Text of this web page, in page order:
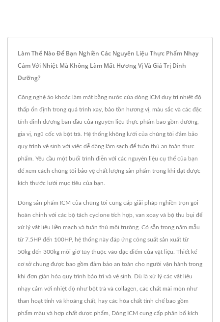
Làm Thế Nào Để Bạn Nghiền Các Nguyên Liệu Thực Phẩm Nhạy
Cảm Với Nhiệt Mà Không Làm Mất Hương Vị Và Giá Trị Dinh
Dưỡng?
Công nghệ áo khoác làm mát bằng nước của dòng ICM duy trì nhiệt độ
thấp ổn định trong quá trình xay, bảo tồn hương vị, màu sắc và các đặc
tính dinh dưỡng ban đầu của nguyên liệu thực phẩm bao gồm đường,
gia vị, ngũ cốc và bột trà. Hệ thống không lưới của chúng tôi đảm bảo
quy trình vệ sinh với việc dễ dàng làm sạch để tuân thủ an toàn thực
phẩm. Yêu cầu một buổi trình diễn với các nguyên liệu cụ thể của bạn
để xem cách chúng tôi bảo vệ chất lượng sản phẩm trong khi đạt được
kích thước lưới mục tiêu của bạn.
Dòng sản phẩm ICM của chúng tôi cung cấp giải pháp nghiền trọn gói
hoàn chỉnh với các bộ tách cyclone tích hợp, van xoay và bộ thu bụi để
xử lý vật liệu liền mạch và tuân thủ môi trường. Có sẵn trong năm mẫu
từ 7.5HP đến 100HP, hệ thống này đáp ứng công suất sản xuất từ
50kg đến 300kg mỗi giờ tùy thuộc vào đặc điểm của vật liệu. Thiết kế
cơ sở chung được bao gồm đảm bảo an toàn cho người vận hành trong
khi đơn giản hóa quy trình bảo trì và vệ sinh. Dù là xử lý các vật liệu
nhạy cảm với nhiệt độ như bột trà và collagen, các chất mài mòn như
than hoạt tính và khoáng chất, hay các hóa chất tinh chế bao gồm
phẩm màu và hợp chất dược phẩm, Dòng ICM cung cấp phân bố kích